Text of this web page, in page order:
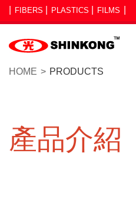
FIBERS PLASTICS FILMS
HOME PRODUCTS
產品介紹